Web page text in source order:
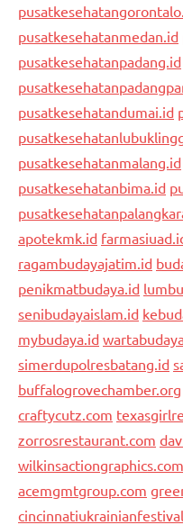
pusatkesehatanmedan.id
pusatkesehatanpadang.id
pusatkesehatandumai.id
pusatkesehatanmalang.id
pusatkesehatanbima.id
apotekmk.id
ragambudayajatim.id
penikmatbudaya.id
senibudayaislam.id
mybudaya.id
simerdupolresbatang.id
buffalogrovechamber.org
craftycutz.com
zorrosrestaurant.com
wilkinsactiongraphics.com
acemgmtgroup.com